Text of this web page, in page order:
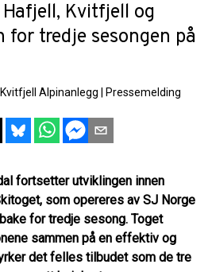
Kvitfjell og
for tredje sesongen på
Kvitfjell Alpinanlegg Pressemelding
fortsetter utviklingen innen
som opereres av SJ Norge
for tredje sesong. Toget
sammen på en effektiv og
det felles tilbudet som de tre